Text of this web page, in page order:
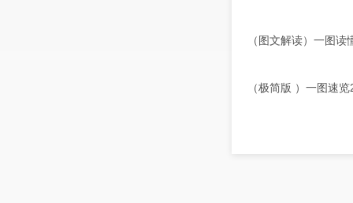
（图文解读）一图
（极简版 ）一图速